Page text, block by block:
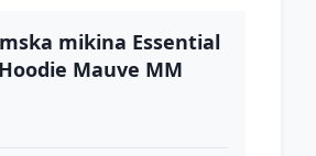
mikina Essential
Mauve MM